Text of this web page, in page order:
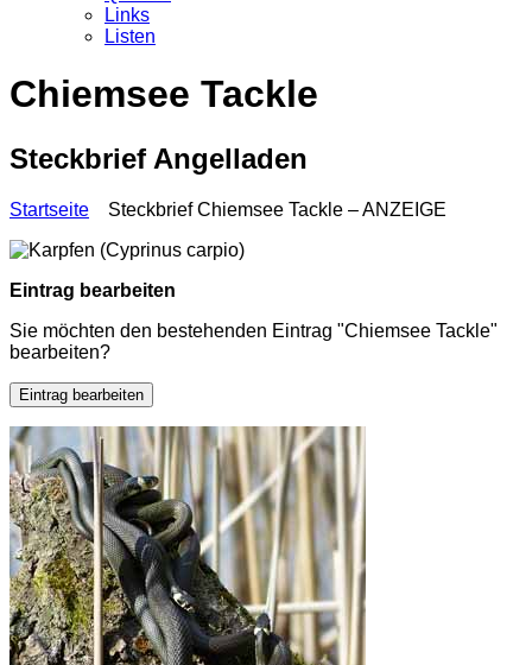
Links
Listen
Chiemsee Tackle
Steckbrief Angelladen
Startseite Steckbrief Chiemsee Tackle – ANZEIGE
Eintrag bearbeiten
Sie möchten den bestehenden Eintrag "Chiemsee Tackle"
bearbeiten?
Eintrag bearbeiten